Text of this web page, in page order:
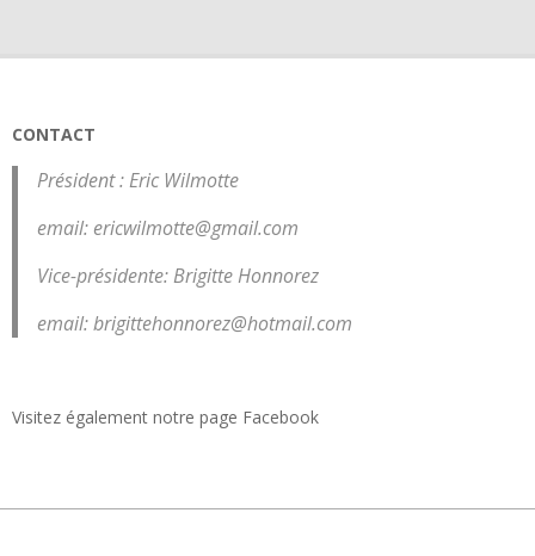
CONTACT
Président : Eric Wilmotte
email: ericwilmotte@gmail.com
Vice-présidente: Brigitte Honnorez
email: brigittehonnorez@hotmail.com
Visitez également notre page Facebook